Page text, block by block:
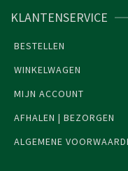
KLANTENSERVICE
BESTELLEN
WINKELWAGEN
MIJN ACCOUNT
AFHALEN | BEZORGEN
ALGEMENE